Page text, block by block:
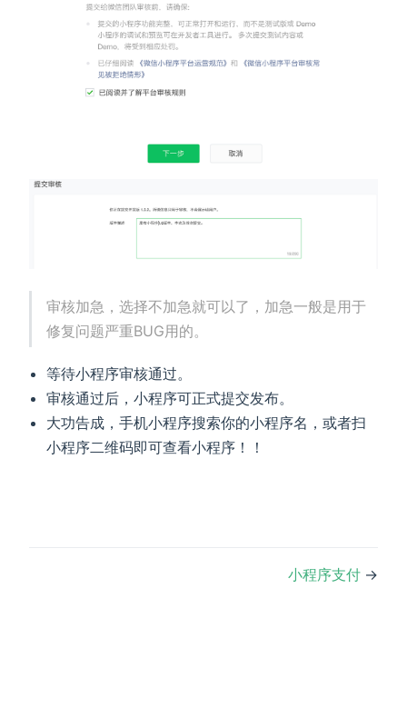
审核加急，选择不加急就可以了，加急一般是用于
修复问题严重BUG用的。
等待小程序审核通过。
审核通过后，小程序可正式提交发布。
大功告成，手机小程序搜索你的小程序名，或者扫
小程序二维码即可查看小程序！！
小程序支付 →